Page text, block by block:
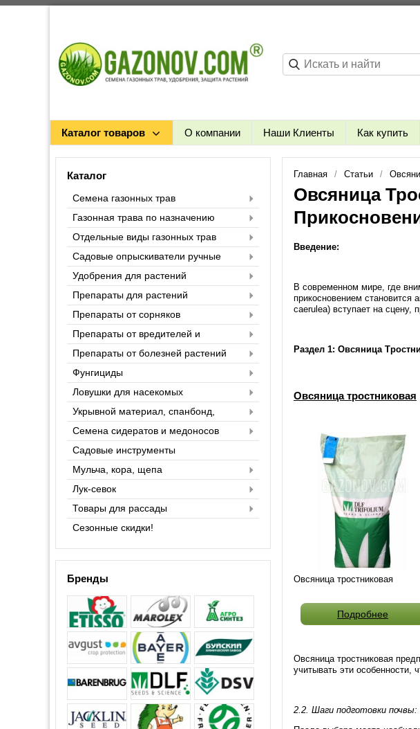
Каталог товаров О компании Наши Клиенты Как купить
Каталог
Семена газонных трав
Газонная трава по назначению
Отдельные виды газонных трав
Садовые опрыскиватели ручные
Удобрения для растений
Препараты для растений
Препараты от сорняков
Препараты от вредителей и
насекомых
Препараты от болезней растений
Фунгициды
Ловушки для насекомых
Укрывной материал, спанбонд,
агроспан
Семена сидератов и медоносов
Садовые инструменты
Мульча, кора, щепа
Лук-севок
Товары для рассады
Сезонные скидки!
Бренды
Главная Статьи
Овсяница
Введение:
В современном мире, где
прикосновением становится
caerulea) вступает на сцену,
Раздел 1: Овсяница
Овсяница тростниковая
Овсяница тростниковая
Подробнее
Овсяница тростниковая
учитывать эти особенности,
2.2. Шаги подготовки почвы: